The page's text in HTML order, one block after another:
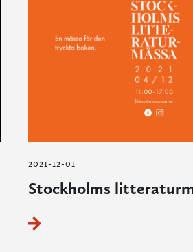
2021-12-01
Stockholms